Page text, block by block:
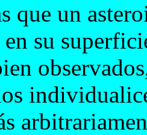
que un
su